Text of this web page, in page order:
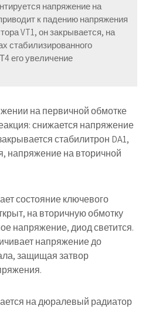
напряжение на
к падению напряжения
VT1, он закрывается, на
стабилизированного
его увеличение
на первичной обмотке
снижается напряжение
стабилитрон DA1,
напряжение на вторичной
состояние ключевого
на вторичную обмотку
напряжение, диод светится.
напряжение до
защищая затвор
на дюралевый радиатор